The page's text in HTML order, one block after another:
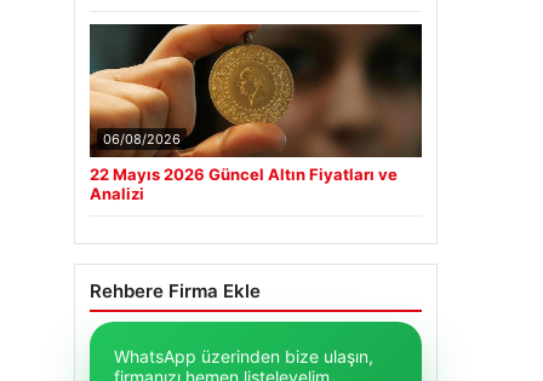
06/08/2026
22 Mayıs 2026 Güncel Altın Fiyatları ve
Analizi
Rehbere Firma Ekle
WhatsApp üzerinden bize ulaşın,
firmanızı hemen listeleyelim.